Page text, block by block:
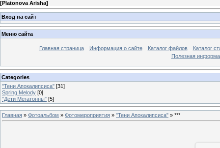
[Platonova Arisha]
Вход на сайт
Меню сайта
Главная страница Информация о сайте Каталог файлов
Каталог
Полезная
Categories
"Тени Апокалипсиса" [31]
Spring Melody [0]
"Дети Мегатонны" [5]
Главная » Фотоальбом » Фотомероприятия » "Тени Апокалипсиса" » ***